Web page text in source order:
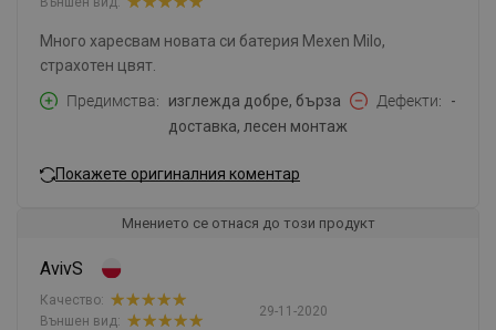
Много харесвам новата си батерия Mexen Milo,
страхотен цвят.
Предимства
изглежда добре, бърза
доставка, лесен монтаж
Дефекти -
Покажете оригиналния коментар
Мнението се отнася до този продукт
AvivS
29-11-2020
Качество:
Външен вид: